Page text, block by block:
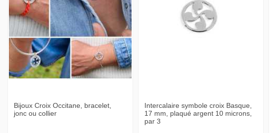
Bijoux Croix Occitane, bracelet,
jonc ou collier
Intercalaire symbole croix Basque,
17 mm, plaqué argent 10 microns,
par 3